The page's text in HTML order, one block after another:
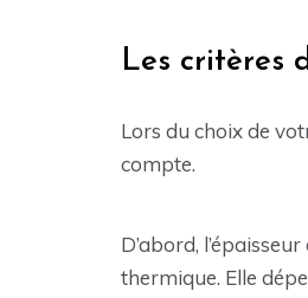
Les critères
Lors du choix de
compte.
D’abord,
thermique. Elle